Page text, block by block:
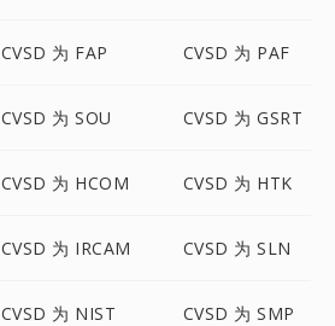
CVSD 为 FAP CVSD 为 PAF
CVSD 为 SOU CVSD 为 GSRT
CVSD 为 HCOM CVSD 为 HTK
CVSD 为 IRCAM CVSD 为 SLN
CVSD 为 NIST CVSD 为 SMP